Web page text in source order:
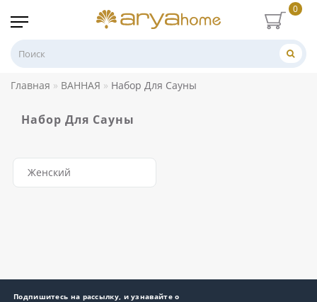
0
Главная ВАННАЯ Набор Для Сауны
Набор Для Сауны
Женский
Подпишитесь на рассылку, и узнавайте о